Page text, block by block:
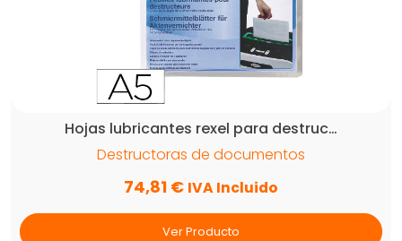
Hojas lubricantes rexel para destruc…
Destructoras de documentos
74,81 € IVA Incluido
Ver Producto